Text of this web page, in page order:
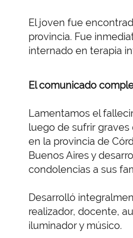
El joven fue
provincia. Fue
internado en terapia
El comunicado
Lamentamos el
luego de sufrir
en la provincia de
Buenos Aires y
condolencias a sus
Desarrolló
realizador, docente,
iluminador y músico.